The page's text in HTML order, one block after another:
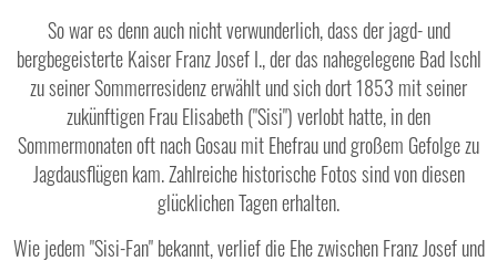
So war es denn auch nicht verwunderlich, dass der jagd- und
bergbegeisterte Kaiser Franz Josef I., der das nahegelegene Bad Ischl
zu seiner Sommerresidenz erwählt und sich dort 1853 mit seiner
zukünftigen Frau Elisabeth ("Sisi") verlobt hatte, in den
Sommermonaten oft nach Gosau mit Ehefrau und großem Gefolge zu
Jagdausflügen kam. Zahlreiche historische Fotos sind von diesen
glücklichen Tagen erhalten.
Wie jedem "Sisi-Fan" bekannt, verlief die Ehe zwischen Franz Josef und